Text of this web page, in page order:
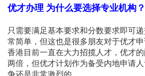
优才办理 为什么要选择专业机构？
只需要满足基本要求和分数要求即可
常简单，但这也是很多朋友对于优才
香港目前一直在大力招揽人才，优才
两倍，但优才计划作为备受内地申请
争还是非常激烈的。